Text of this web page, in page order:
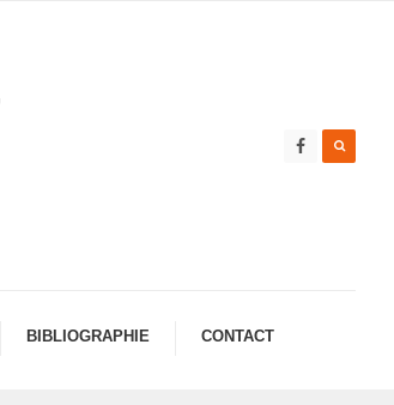
BIBLIO­GRA­PHIE CONTAC­­T